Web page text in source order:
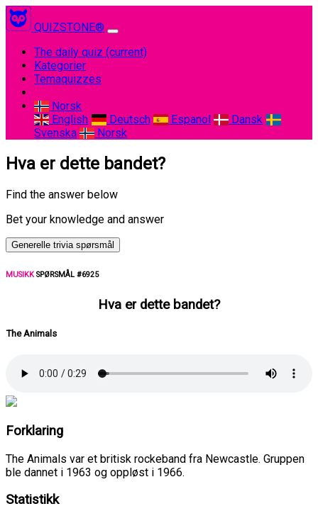
QUIZSTONE®
The daily quiz (current)
Kategorier
Temaquizzes
Norsk
English
Deutsch Espanol
Dansk
Svenska
Norsk
Hva er dette bandet?
Find the answer below
Bet your knowledge and answer
Generelle trivia spørsmål
MUSIKKSPØRSMÅL #6925
Hva er dette bandet?
The Animals
Forklaring
The Animals var et britisk rockeband fra Newcastle. Gruppen
ble dannet i 1963 og oppløst i 1966.
Statistikk